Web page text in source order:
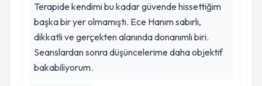
Terapide kendimi bu kadar güvende hissettiğim
başka bir yer olmamıştı. Ece Hanım sabırlı,
dikkatli ve gerçekten alanında donanımlı biri.
Seanslardan sonra düşüncelerime daha objektif
bakabiliyorum.